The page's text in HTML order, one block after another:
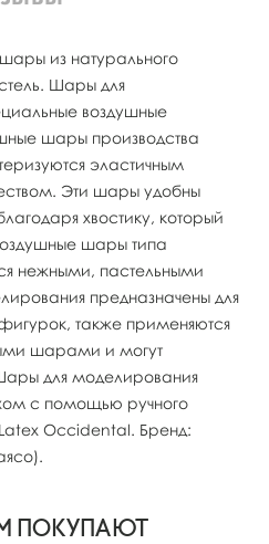
из натурального
Шары для
воздушные
шары производства
эластичным
Эти шары удобны
хвостику, который
шары типа
нежными, пастельными
предназначены для
также применяются
шарами и могут
для моделирования
с помощью ручного
Occidental. Бренд:
покупают